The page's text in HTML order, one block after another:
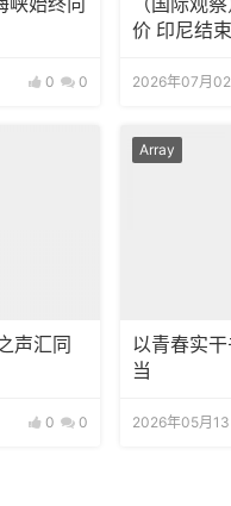
0 0
价 印尼结
2026年07月02
声汇同
0 0
Array
以青春实干
当
2026年05月13